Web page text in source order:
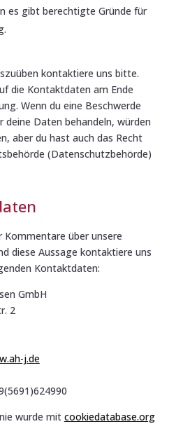
es gibt berechtigte Gründe für
kontaktiere uns bitte.
die Kontaktdaten am Ende
Wenn du eine Beschwerde
deine Daten behandeln, würden
aber du hast auch das Recht
(Datenschutzbehörde)
Kommentare über unsere
diese Aussage kontaktiere uns
Kontaktdaten:
GmbH
2
j.de
wurde mit cookiedatabase.org